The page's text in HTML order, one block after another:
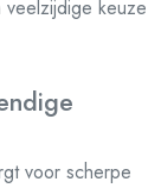
keuze
voor scherpe